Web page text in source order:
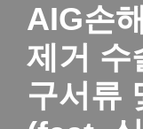
AIG손
제거 수
구서류